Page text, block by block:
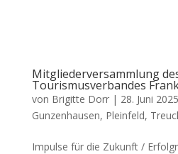
Mitgliederversammlung
Tourismusverbandes
von Brigitte Dorr| 28. Juni 2025
Gunzenhausen, Pleinfeld,
Impul­se für die Zukunft /